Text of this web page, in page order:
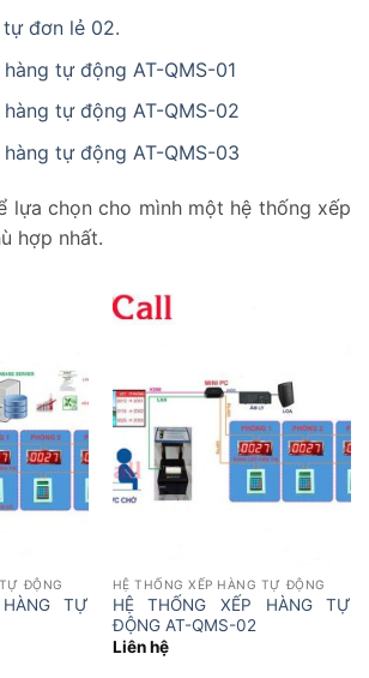
đơn lẻ 02.
tự động AT-QMS-01
tự động AT-QMS-02
tự động AT-QMS-03
lựa chọn cho mình một hệ thống xếp
hợp nhất.
ĐỘNG
TỰ
HỆ THỐNG XẾP HÀNG TỰ ĐỘNG
HỆ THỐNG XẾP HÀNG TỰ
ĐỘNG AT-QMS-02
Liên hệ